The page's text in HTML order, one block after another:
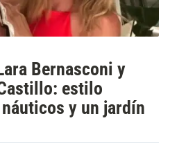
Bernasconi y
estilo
y un jardín